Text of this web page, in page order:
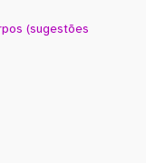
(sugestões